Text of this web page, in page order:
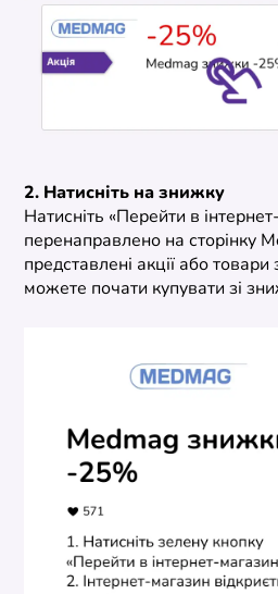
2. Натисніть на знижку
Натисніть «Перейти в
перенаправлено на сторінку
представлені акції або
можете почати купувати зі